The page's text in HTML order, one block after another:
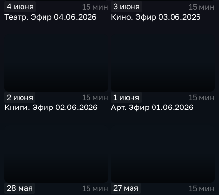
4 июня
15 мин
Театр. Эфир 04.06.2026
3 июня
15 мин
Кино. Эфир 03.06.2026
2 июня
15 мин
Книги. Эфир 02.06.2026
1 июня
15 мин
Арт. Эфир 01.06.2026
28 мая
15 мин
27 мая
15 мин